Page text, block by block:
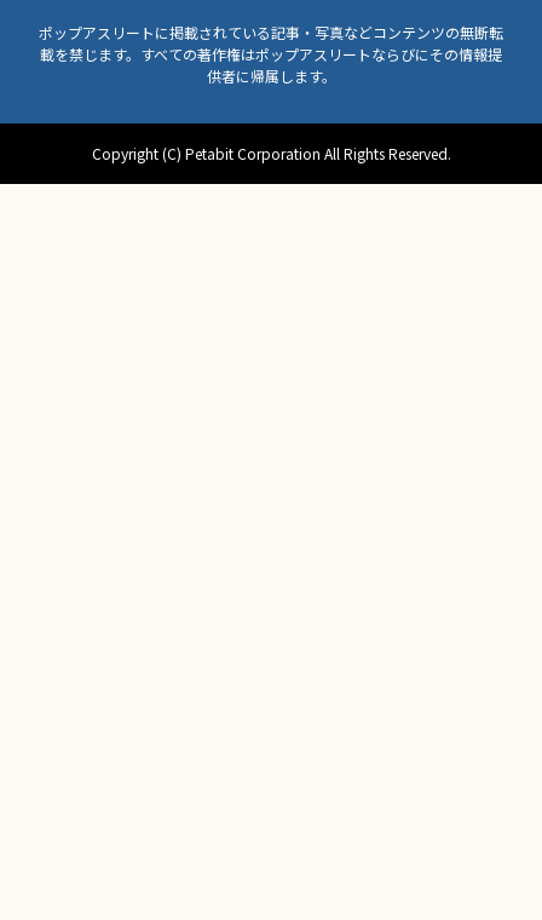
ポップアスリートに掲載されている記事・写真などコンテンツの無断転
載を禁じます。すべての著作権はポップアスリートならびにその情報提
供者に帰属します。
Copyright (C) Petabit Corporation All Rights Reserved.